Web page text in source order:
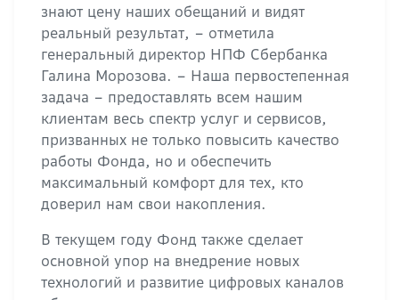
знают цену наших обещаний и видят
реальный результат, – отметила
генеральный директор НПФ Сбербанка
Галина Морозова. – Наша первостепенная
задача – предоставлять всем нашим
клиентам весь спектр услуг и сервисов,
призванных не только повысить качество
работы Фонда, но и обеспечить
максимальный комфорт для тех, кто
доверил нам свои накопления.
В текущем году Фонд также сделает
основной упор на внедрение новых
технологий и развитие цифровых каналов